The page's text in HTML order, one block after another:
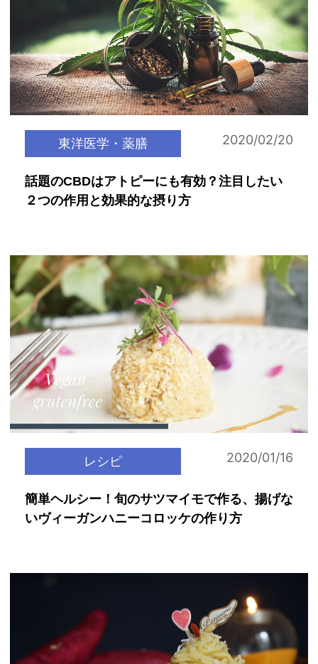
東洋医学・薬膳 2020/02/20
話題のCBDはアトピーにも有効？注目したい
２つの作用と効果的な摂り方
レシピ 2020/01/16
簡単ヘルシー！旬のサツマイモで作る、揚げな
いヴィーガンハニーコロッケの作り方